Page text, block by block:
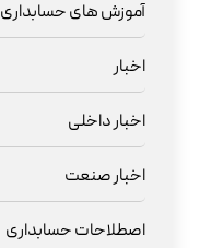
آموزش های حسابداری
اخبار
اخبار داخلی
اخبار صنعت
اصطلاحات حسابداری